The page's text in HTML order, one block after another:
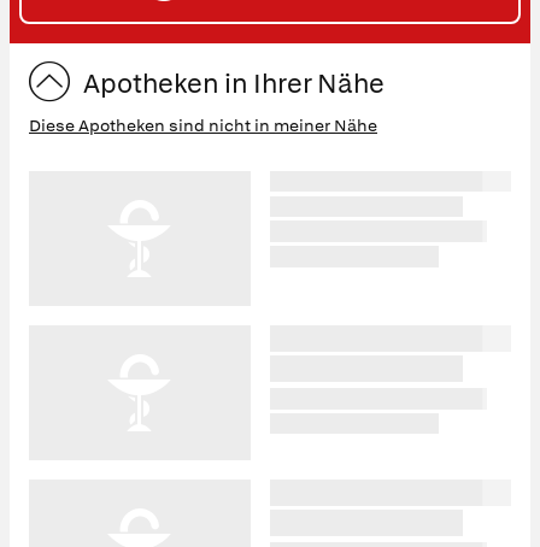
Apotheken in Ihrer Nähe
Diese Apotheken sind nicht in meiner Nähe